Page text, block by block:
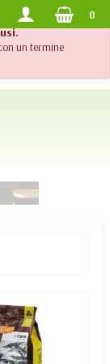
telefonica
un termine
DA 120.- 0